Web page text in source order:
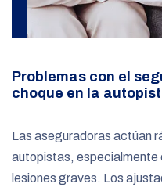
Problemas con el
choque en la
Las aseguradoras actúan
autopistas, especialmente
lesiones graves. Los